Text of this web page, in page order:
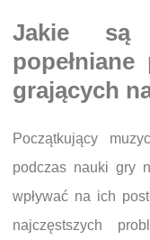
Jakie są
grających
Początkujący
podczas nauki gry
wpływać na ich
najczęstszych